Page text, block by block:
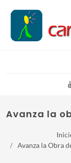
Avanza la
Avanza la Obra